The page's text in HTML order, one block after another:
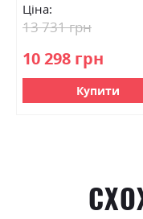
Ціна:
10 298 грн
13 731 грн
Купити